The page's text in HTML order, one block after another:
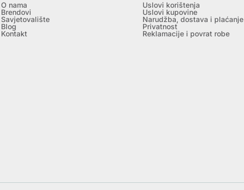
O nama
Brendovi
Savjetovalište
Blog
Kontakt
Uslovi korištenja
Uslovi kupovine
Narudžba, dostava i plaćanje
Privatnost
Reklamacije i povrat robe